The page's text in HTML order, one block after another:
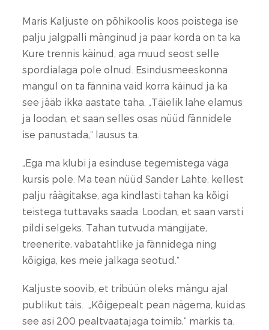
Maris Kaljuste on põhikoolis koos poistega ise
palju jalgpalli mänginud ja paar korda on ta ka
Kure trennis käinud, aga muud seost selle
spordialaga pole olnud. Esindusmeeskonna
mängul on ta fännina vaid korra käinud ja ka
see jääb ikka aastate taha. „Täielik lahe elamus
ja loodan, et saan selles osas nüüd fännidele
ise panustada,“ lausus ta.
„Ega ma klubi ja esinduse tegemistega väga
kursis pole. Ma tean nüüd Sander Lahte, kellest
palju räägitakse, aga kindlasti tahan ka kõigi
teistega tuttavaks saada. Loodan, et saan varsti
pildi selgeks. Tahan tutvuda mängijate,
treenerite, vabatahtlike ja fännidega ning
kõigiga, kes meie jalkaga seotud.“
Kaljuste soovib, et tribüün oleks mängu ajal
publikut täis. „Kõigepealt pean nägema, kuidas
see asi 200 pealtvaatajaga toimib,“ märkis ta.